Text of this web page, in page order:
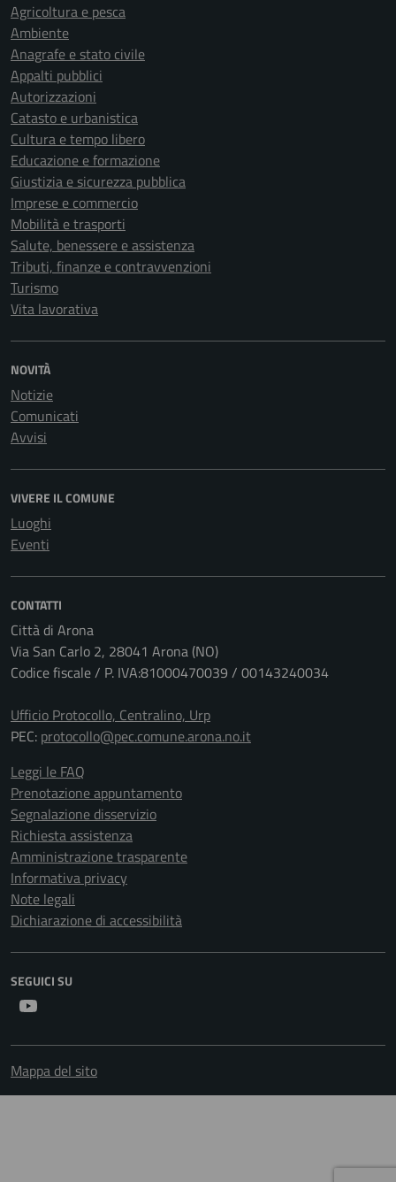
Agricoltura e pesca
Ambiente
Anagrafe e stato civile
Appalti pubblici
Autorizzazioni
Catasto e urbanistica
Cultura e tempo libero
Educazione e formazione
Giustizia e sicurezza pubblica
Imprese e commercio
Mobilità e trasporti
Salute, benessere e assistenza
Tributi, finanze e contravvenzioni
Turismo
Vita lavorativa
NOVITÀ
Notizie
Comunicati
Avvisi
VIVERE IL COMUNE
Luoghi
Eventi
CONTATTI
Città di Arona
Via San Carlo 2, 28041 Arona (NO)
Codice fiscale / P. IVA:81000470039 / 00143240034
Ufficio Protocollo, Centralino, Urp
PEC: protocollo@pec.comune.arona.no.it
Leggi le FAQ
Prenotazione appuntamento
Segnalazione disservizio
Richiesta assistenza
Amministrazione trasparente
Informativa privacy
Note legali
Dichiarazione di accessibilità
SEGUICI SU
Mappa del sito